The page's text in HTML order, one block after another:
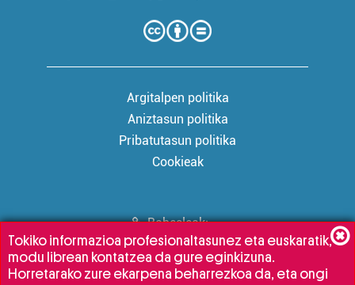
Argitalpen politika
Aniztasun politika
Pribatutasun politika
Cookieak
Babesleak:
Tokiko informazioa profesionaltasunez eta euskaratik,
modu librean kontatzea da gure eginkizuna.
Horretarako zure ekarpena beharrezkoa da, eta ongi